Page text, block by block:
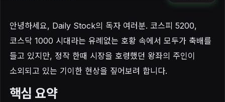
안녕하세요, Daily Stock의 독자 여러분. 코스피 5200,
코스닥 1000 시대라는 유례없는 호황 속에서 모두가 축배를
들고 있지만, 정작 한때 시장을 호령했던 왕좌의 주인이
소외되고 있는 기이한 현상을 짚어보려 합니다.
핵심 요약